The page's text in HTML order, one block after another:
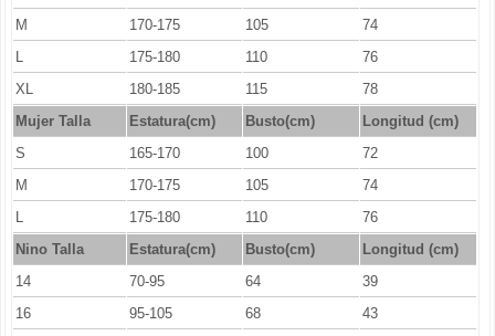
M
170-175 105
74
L
175-180 110
76
XL
180-185 115
78
Mujer Talla
Estatura(cm) Busto(cm)
Longitud (cm)
S
165-170 100
72
M
170-175 105
74
L
175-180 110
76
Nino Talla
Estatura(cm) Busto(cm)
Longitud (cm)
14
70-95 64
39
16
95-105 68
43